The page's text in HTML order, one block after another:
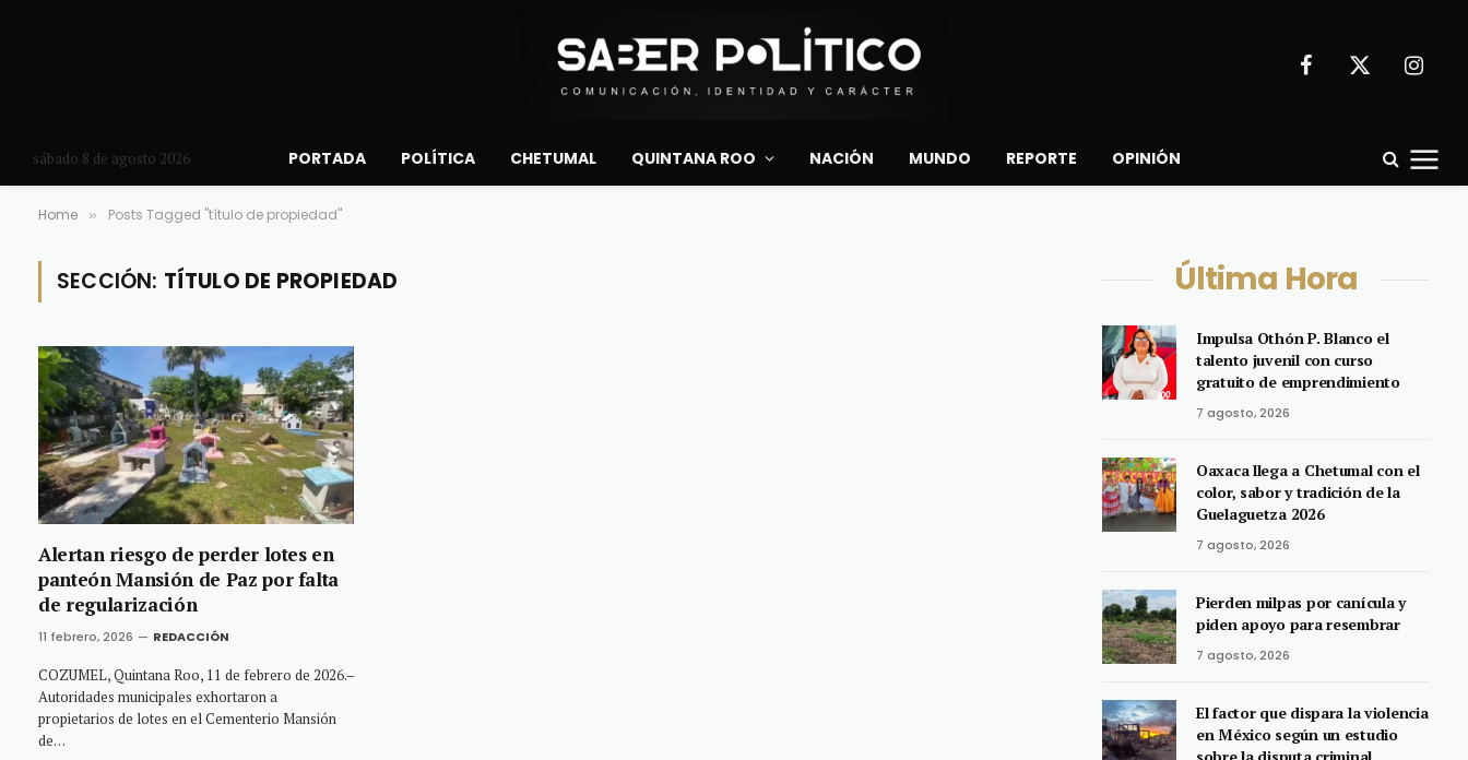
Facebook
X
sábado 8 de agosto 2026 PORTADA POLÍTICA CHETUMAL QUINTANA ROO NACIÓN MUNDO REPORTE OPINIÓN
Home » Posts Tagged "título de propiedad"
SECCIÓN: TÍTULO DE PROPIEDAD
Alertan riesgo de perder lotes en
panteón Mansión de Paz por falta
de regularización
11 febrero, 2026 REDACCIÓN
COZUMEL, Quintana Roo, 11 de febrero de 2026.–
Autoridades municipales exhortaron a
propietarios de lotes en el Cementerio Mansión
de…
Última Hora
Impulsa Othón P. Blanco el
talento juvenil con curso
gratuito de emprendimiento
7 agosto, 2026
Oaxaca llega a Chetumal con el
color, sabor y tradición de la
Guelaguetza 2026
7 agosto, 2026
Pierden milpas por canícula y
piden apoyo para resembrar
7 agosto, 2026
El factor que dispara la violencia
en México según un estudio